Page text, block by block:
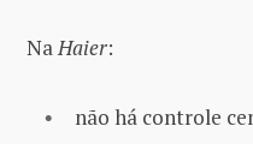
NaHaier:
não há controle